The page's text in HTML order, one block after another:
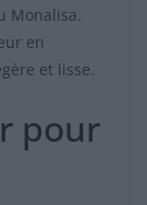
Monalisa.
en
et lisse.
pour